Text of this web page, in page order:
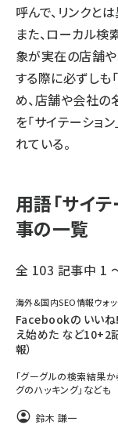
呼んで、リンクと
また、ローカル検
象が実在の店舗や
する際に必ずしも
め、店舗や会社の
を「サイテーショ
れている。
用語「サイ
事の一覧
全 103 記事中 1
海外&国内SEO情報ウォ
Facebookの いい
え始めた など10+2
報）
「グーグルの検索結果
グのハッキング」なども
鈴木 謙一